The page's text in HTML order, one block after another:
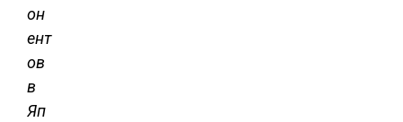
он
ент
ов
в
Яп